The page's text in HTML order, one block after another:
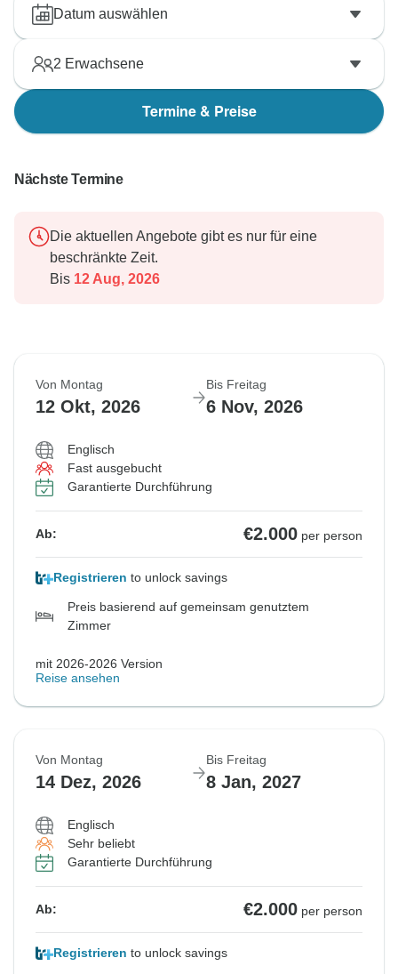
Datum auswählen
2 Erwachsene
Termine & Preise
Nächste Termine
Die aktuellen Angebote gibt es nur für eine
beschränkte Zeit.
Bis 12 Aug, 2026
Von Montag
12 Okt, 2026
Bis Freitag
6 Nov, 2026
Englisch
Fast ausgebucht
Garantierte Durchführung
Ab: €2.000 per person
Registrieren to unlock savings
Preis basierend auf gemeinsam genutztem
Zimmer
mit 2026-2026 Version
Reise ansehen
Von Montag
14 Dez, 2026
Bis Freitag
8 Jan, 2027
Englisch
Sehr beliebt
Garantierte Durchführung
Ab: €2.000 per person
Registrieren to unlock savings